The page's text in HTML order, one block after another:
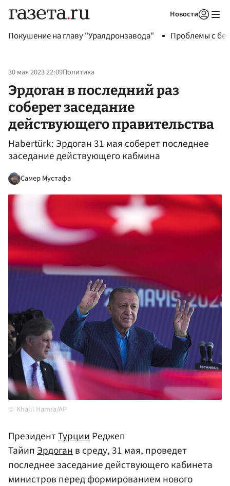
Новости
Покушение на главу "Уралдронзавода" Проблемы с
30 мая 2023 22:09Политика
Эрдоган в последний раз
соберет заседание
действующего правительства
Habertürk: Эрдоган 31 мая соберет последнее
заседание действующего кабмина
Самер Мустафа
Khalil Hamra/AP
ПрезидентТурцииРеджеп
Тайип Эрдоганв среду, 31 мая, проведет
последнее заседание действующего кабинета
министров перед формированием нового